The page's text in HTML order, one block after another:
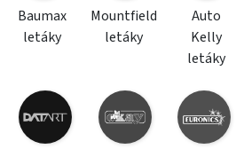
Baumax
letáky
Mountfield
letáky
Auto
Kelly
letáky